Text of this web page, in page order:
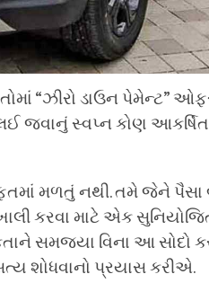
“ઝીરો ડાઉન પેમેન્ટ”
જવાનું સ્વપ્ન કોણ
મળતું નથી. તમે જેને પૈસા
કરવા માટે એક
સમજ્યા વિના આ સોદો
શોધવાનો પ્રયાસ કરીએ.